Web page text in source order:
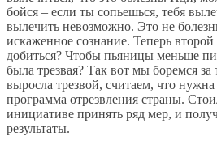
бойся – если ты сопьешься, тебя
вылечить невозможно. Это не
искаженное сознание. Теперь
добиться? Чтобы пьяницы меньше
была трезвая? Так вот мы боремся
выросла трезвой, считаем, что
программа отрезвления страны.
инициативе принять ряд мер, и
результаты.